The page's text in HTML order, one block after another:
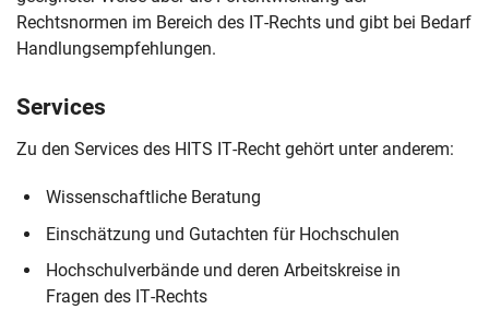
Navigation überspringen
Zur Navigation
Zum Seitenende
Rechtsnormen im Bereich des IT-Rechts und gibt bei Bedarf
Handlungsempfehlungen.
Services
Zu den Services des HITS IT-Recht gehört unter anderem:
Wissenschaftliche Beratung
Einschätzung und Gutachten für Hochschulen
Hochschulverbände und deren Arbeitskreise in
Fragen des IT-Rechts